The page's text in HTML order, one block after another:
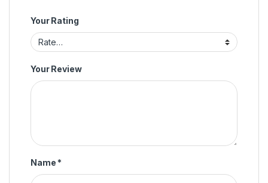
Your Rating
Your Review
Name *